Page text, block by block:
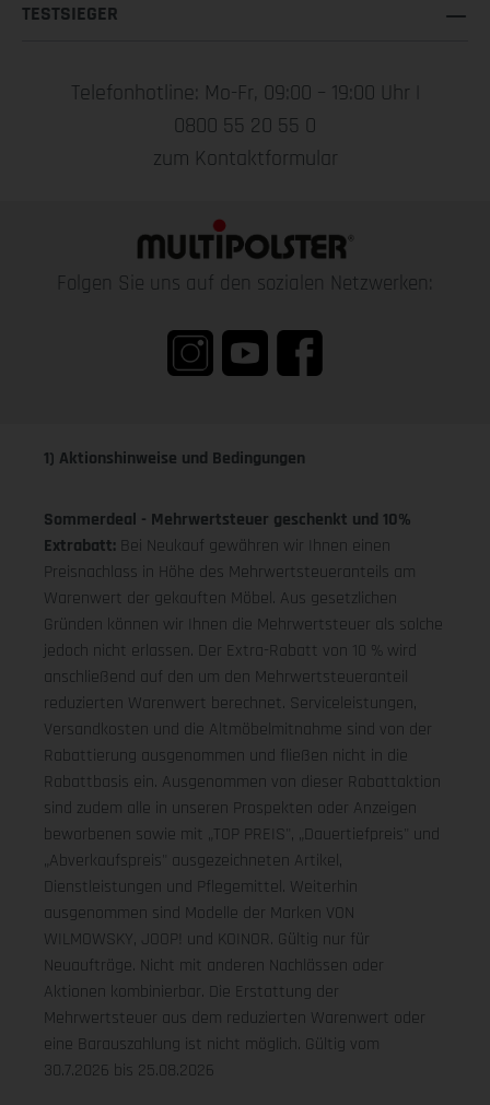
TESTSIEGER
Telefonhotline: Mo-Fr, 09:00 – 19:00 Uhr |
0800 55 20 55 0
zum Kontaktformular
Folgen Sie uns auf den sozialen Netzwerken:
1) Aktionshinweise und Bedingungen
Sommerdeal - Mehrwertsteuer geschenkt und 10%
Extrabatt: Bei Neukauf gewähren wir Ihnen einen
Preisnachlass in Höhe des Mehrwertsteueranteils am
Warenwert der gekauften Möbel. Aus gesetzlichen
Gründen können wir Ihnen die Mehrwertsteuer als solche
jedoch nicht erlassen. Der Extra-Rabatt von 10 % wird
anschließend auf den um den Mehrwertsteueranteil
reduzierten Warenwert berechnet. Serviceleistungen,
Versandkosten und die Altmöbelmitnahme sind von der
Rabattierung ausgenommen und fließen nicht in die
Rabattbasis ein. Ausgenommen von dieser Rabattaktion
sind zudem alle in unseren Prospekten oder Anzeigen
beworbenen sowie mit „TOP PREIS", „Dauertiefpreis" und
„Abverkaufspreis" ausgezeichneten Artikel,
Dienstleistungen und Pflegemittel. Weiterhin
ausgenommen sind Modelle der Marken VON
WILMOWSKY, JOOP! und KOINOR. Gültig nur für
Neuaufträge. Nicht mit anderen Nachlässen oder
Aktionen kombinierbar. Die Erstattung der
Mehrwertsteuer aus dem reduzierten Warenwert oder
eine Barauszahlung ist nicht möglich. Gültig vom
30.7.2026 bis 25.08.2026